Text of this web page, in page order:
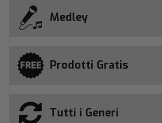
Medley
Prodotti Gratis
Tutti i Generi